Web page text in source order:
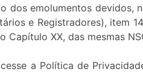
dos emolumentos devidos,
e Registradores), item
XX, das mesmas
a Política de